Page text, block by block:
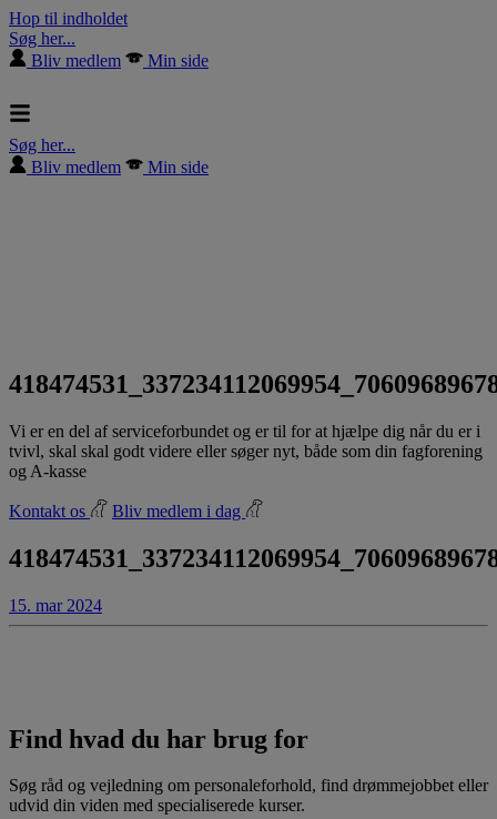
Hop til indholdet
Søg her...
Bliv medlem
Min side
Søg her...
Bliv medlem
Min side
Vi er en del af serviceforbundet og er til for at hjælpe dig når du er i
tvivl, skal skal godt videre eller søger nyt, både som din fagforening
og A-kasse
Kontakt os Bliv medlem i dag
15. mar 2024
Find hvad du har brug for
Søg råd og vejledning om personaleforhold, find drømmejobbet eller
udvid din viden med specialiserede kurser.